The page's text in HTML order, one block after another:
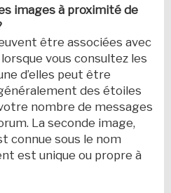
images à proximité de
être associées avec
vous consultez les
d’elles peut être
des étoiles
nombre de messages
La seconde image,
connue sous le nom
est unique ou propre à